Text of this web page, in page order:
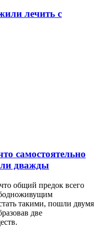
лечить с
самостоятельно
дважды
общий предок всего
такими, пошли двумя
две